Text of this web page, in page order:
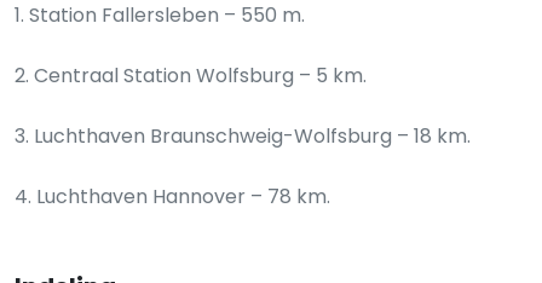
1. Station Fallersleben – 550 m.
2. Centraal Station Wolfsburg – 5 km.
3. Luchthaven Braunschweig-Wolfsburg – 18 km.
4. Luchthaven Hannover – 78 km.